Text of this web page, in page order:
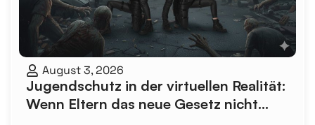
August 3, 2026
Jugendschutz in der virtuellen Realität:
Wenn Eltern das neue Gesetz nicht